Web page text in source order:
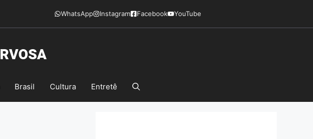
WhatsApp Instagram Facebook YouTube
Brasil Cultura Entretê